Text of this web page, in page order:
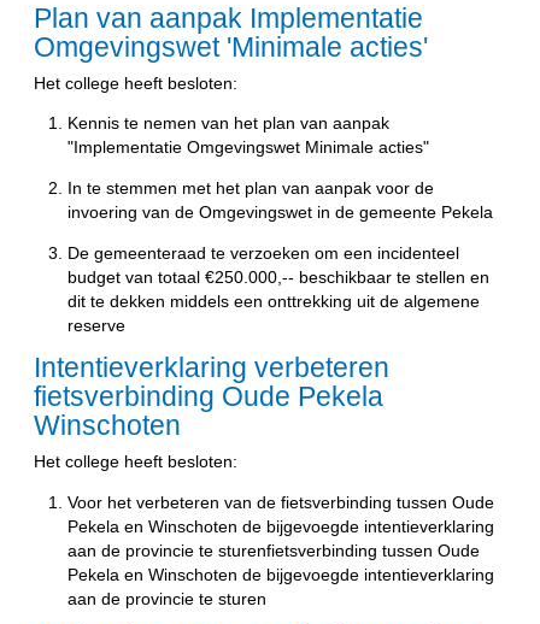
Plan van aanpak Implementatie
Omgevingswet 'Minimale acties'
Het college heeft besloten:
Kennis te nemen van het plan van aanpak
"Implementatie Omgevingswet Minimale acties"
In te stemmen met het plan van aanpak voor de
invoering van de Omgevingswet in de gemeente Pekela
De gemeenteraad te verzoeken om een incidenteel
budget van totaal €250.000,-- beschikbaar te stellen en
dit te dekken middels een onttrekking uit de algemene
reserve
Intentieverklaring verbeteren
fietsverbinding Oude Pekela
Winschoten
Het college heeft besloten:
Voor het verbeteren van de fietsverbinding tussen Oude
Pekela en Winschoten de bijgevoegde intentieverklaring
aan de provincie te sturenfietsverbinding tussen Oude
Pekela en Winschoten de bijgevoegde intentieverklaring
aan de provincie te sturen